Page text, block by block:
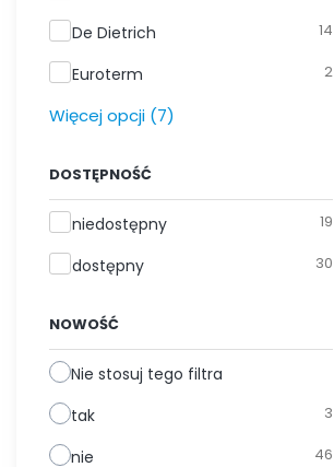
De Dietrich 14
Euroterm 2
Więcej opcji (7)
DOSTĘPNOŚĆ
Dostępność
niedostępny 19
dostępny 30
NOWOŚĆ
Nie stosuj tego filtra
tak
3
nie 46